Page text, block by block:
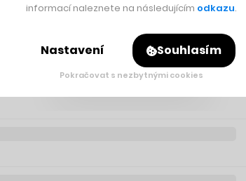
informací naleznete na následujícím odkazu.
Nastavení Souhlasím
Pokračovat s nezbytnými cookies